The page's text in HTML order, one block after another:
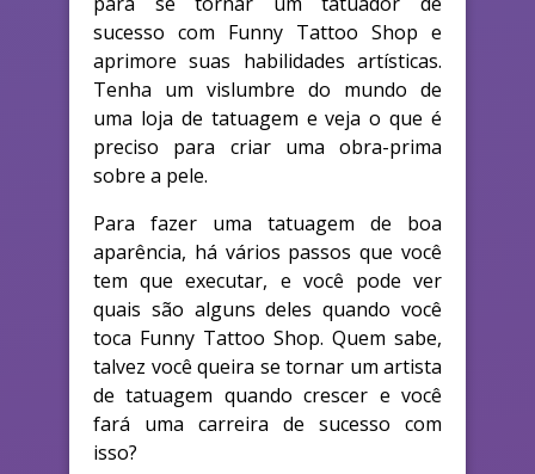
sucesso com Funny Tattoo Shop e
aprimore suas habilidades artísticas.
Tenha um vislumbre do mundo de
uma loja de tatuagem e veja o que é
preciso para criar uma obra-prima
sobre a pele.
Para fazer uma tatuagem de boa
aparência, há vários passos que você
tem que executar, e você pode ver
quais são alguns deles quando você
toca Funny Tattoo Shop. Quem sabe,
talvez você queira se tornar um artista
de tatuagem quando crescer e você
fará uma carreira de sucesso com
isso?